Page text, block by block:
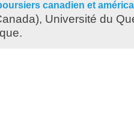
canadien et
Université du